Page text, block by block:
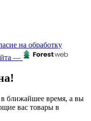
на обработку
—
ближайшее время, а вы
вас товары в